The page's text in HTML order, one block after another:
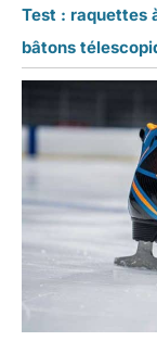
Test : raquettes
bâtons